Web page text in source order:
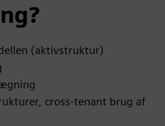
(aktivstruktur)
cross-tenant brug af